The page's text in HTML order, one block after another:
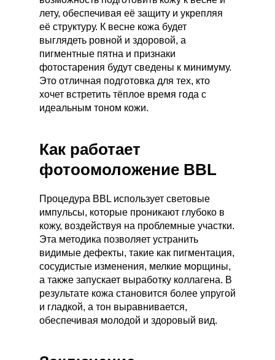
лету, обеспечивая её защиту и укрепляя
её структуру. К весне кожа будет
выглядеть ровной и здоровой, а
пигментные пятна и признаки
фотостарения будут сведены к минимуму.
Это отличная подготовка для тех, кто
хочет встретить тёплое время года с
идеальным тоном кожи.
Как работает
фотоомоложение BBL
Процедура BBL использует световые
импульсы, которые проникают глубоко в
кожу, воздействуя на проблемные участки.
Эта методика позволяет устранить
видимые дефекты, такие как пигментация,
сосудистые изменения, мелкие морщины,
а также запускает выработку коллагена. В
результате кожа становится более упругой
и гладкой, а тон выравнивается,
обеспечивая молодой и здоровый вид.